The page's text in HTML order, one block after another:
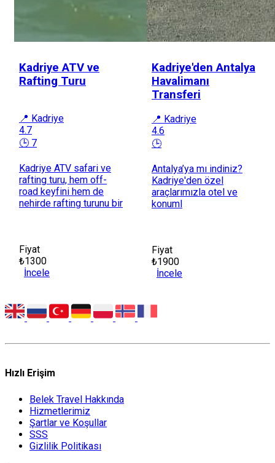
Kadriye ATV ve
Rafting Turu
📍 Kadriye
4.7
🕒 7
Kadriye ATV safari ve
rafting turu, hem off-
road keyfini hem de
nehirde rafting turunu bir
Fiyat
₺1300
İncele
Kadriye'den Antalya
Havalimanı
Transferi
📍 Kadriye
4.6
🕒
Antalya’ya mı indiniz?
Kadriye'den özel
araçlarımızla otel ve
konuml
Fiyat
₺1900
İncele
Hızlı Erişim
Belek Travel Hakkında
Hizmetlerimiz
Şartlar ve Koşullar
SSS
Gizlilik Politikası